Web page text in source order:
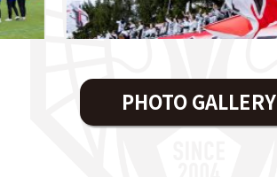
PHOTO GALLERY